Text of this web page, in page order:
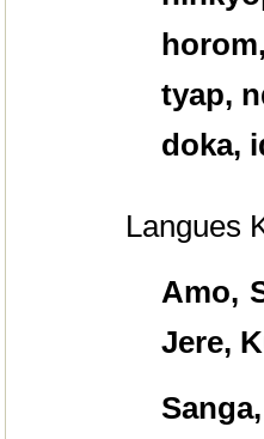
tyap,
doka,
Langues
Amo,
Jere,